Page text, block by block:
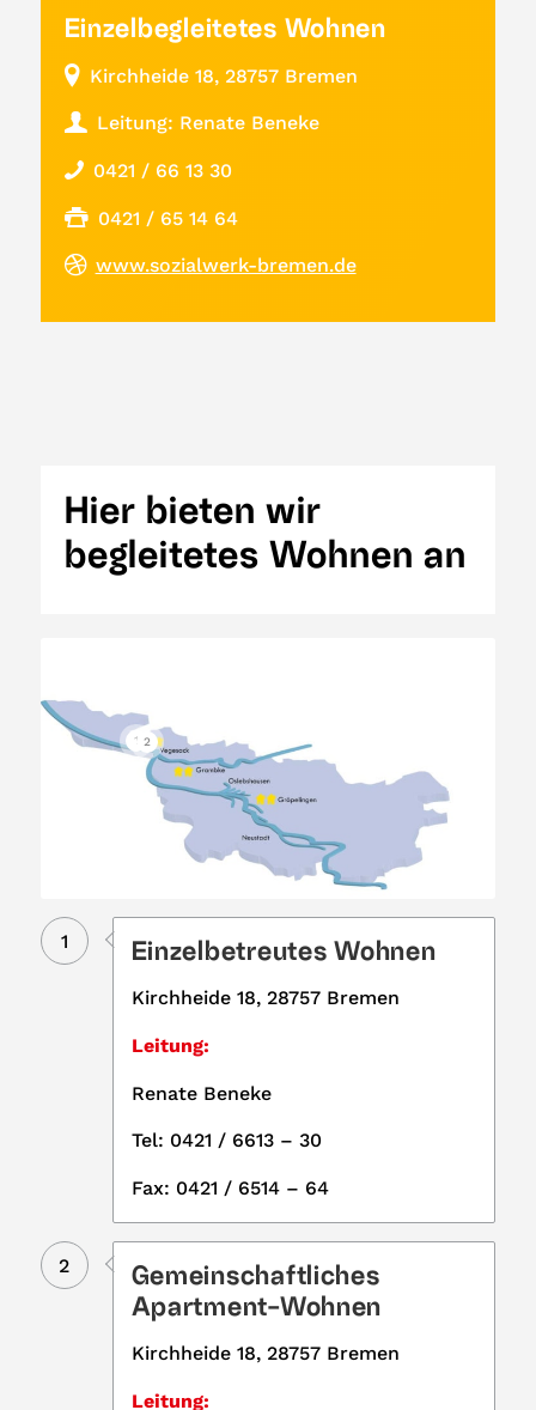
Einzelbegleitetes Wohnen
Kirchheide 18, 28757 Bremen
Leitung: Renate Beneke
0421 / 66 13 30
0421 / 65 14 64
www.sozialwerk-bremen.de
Hier bieten wir
begleitetes Wohnen an
1 2
1 Einzelbetreutes Wohnen
Kirchheide 18, 28757 Bremen
Leitung:
Renate Beneke
Tel: 0421 / 6613 – 30
Fax: 0421 / 6514 – 64
2
Gemeinschaftliches
Apartment-Wohnen
Kirchheide 18, 28757 Bremen
Leitung: